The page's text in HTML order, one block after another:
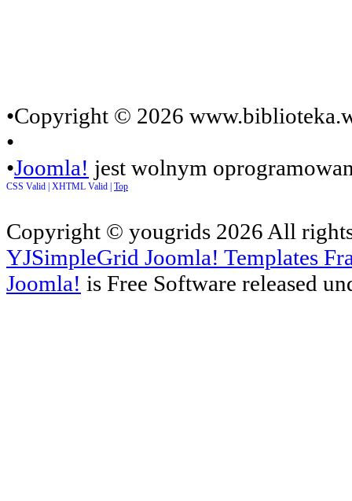
•Copyright © 2026
•
•Joomla! jest wolnym
CSS Valid | XHTML Valid | Top
Copyright © yougrids 2026 All
YJSimpleGrid Joomla! Templates
Joomla! is Free Software released